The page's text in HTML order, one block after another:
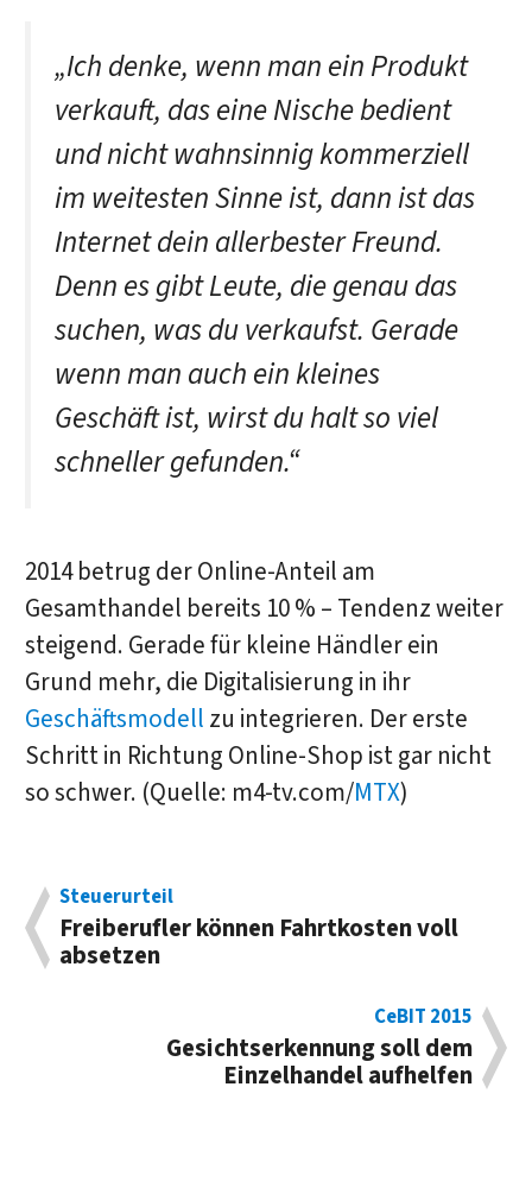
„Ich denke, wenn man ein Produkt
verkauft, das eine Nische bedient
und nicht wahnsinnig kommerziell
im weitesten Sinne ist, dann ist das
Internet dein allerbester Freund.
Denn es gibt Leute, die genau das
suchen, was du verkaufst. Gerade
wenn man auch ein kleines
Geschäft ist, wirst du halt so viel
schneller gefunden.“
2014 betrug der Online-Anteil am
Gesamthandel bereits 10 % – Tendenz weiter
steigend. Gerade für kleine Händler ein
Grund mehr, die Digitalisierung in ihr
Geschäftsmodell zu integrieren. Der erste
Schritt in Richtung Online-Shop ist gar nicht
so schwer. (Quelle: m4-tv.com/MTX)
Steuerurteil
Freiberufler können Fahrtkosten voll
absetzen
CeBIT 2015
Gesichtserkennung soll dem
Einzelhandel aufhelfen